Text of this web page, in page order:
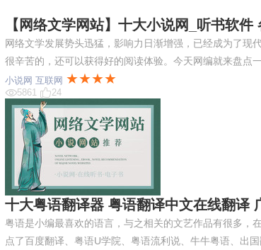
【网络文学网站】十大小说网_听书软
网络文学发展势头迅猛，影响力日渐增强，已经成为了现
很辛苦的，还可以获得好的阅读体验。今天网编就来盘点
小说网 互联网 ★★★★
5861 24
十大粤语翻译器 粤语翻译中文在线翻译
粤语是小编最喜欢的语言，与之相关的文艺作品有很多，
点了百度翻译、粤语U学院、粤语流利说、牛牛粤语、出